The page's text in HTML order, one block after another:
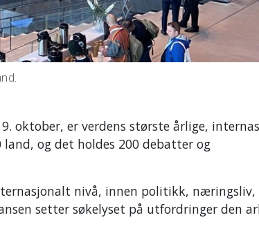
oktober, er verdens største årlige,
land, og det holdes 200 debatter og
nivå, innen politikk, næringsliv,
setter søkelyset på utfordringer den